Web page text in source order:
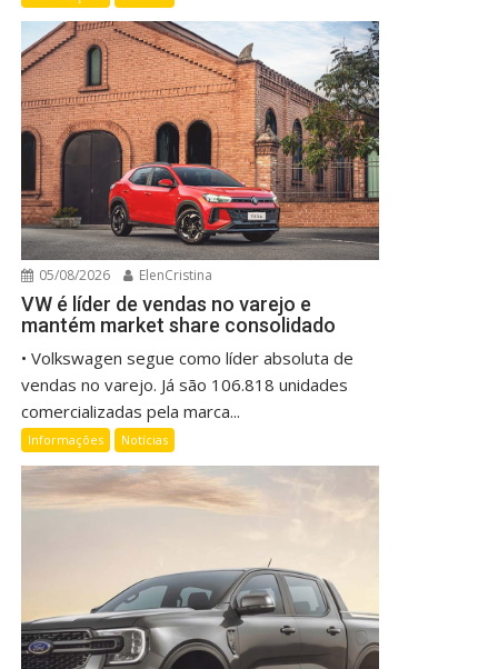
05/08/2026 ElenCristina
VW é líder de vendas no varejo e
mantém market share consolidado
• Volkswagen segue como líder absoluta de
vendas no varejo. Já são 106.818 unidades
comercializadas pela marca...
Informações Notícias